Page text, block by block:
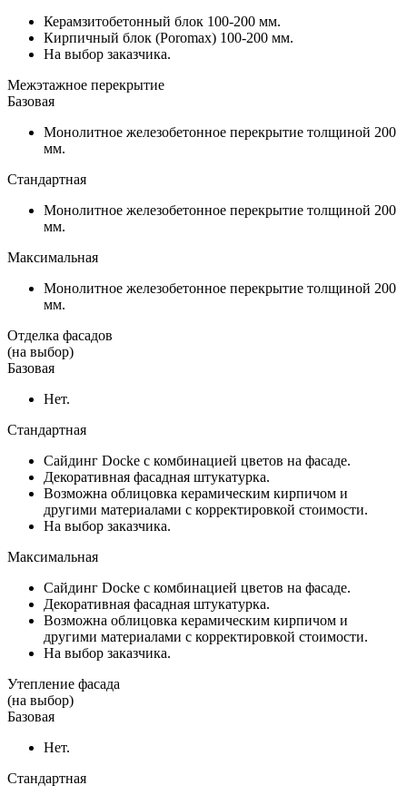
Керамзитобетонный блок 100-200 мм.
Кирпичный блок (Poromax) 100-200 мм.
На выбор заказчика.
Межэтажное перекрытие
Базовая
Монолитное железобетонное перекрытие толщиной 200
мм.
Стандартная
Монолитное железобетонное перекрытие толщиной 200
мм.
Максимальная
Монолитное железобетонное перекрытие толщиной 200
мм.
Отделка фасадов
(на выбор)
Базовая
Нет.
Стандартная
Сайдинг Docke с комбинацией цветов на фасаде.
Декоративная фасадная штукатурка.
Возможна облицовка керамическим кирпичом и
другими материалами с корректировкой стоимости.
На выбор заказчика.
Максимальная
Сайдинг Docke с комбинацией цветов на фасаде.
Декоративная фасадная штукатурка.
Возможна облицовка керамическим кирпичом и
другими материалами с корректировкой стоимости.
На выбор заказчика.
Утепление фасада
(на выбор)
Базовая
Нет.
Стандартная